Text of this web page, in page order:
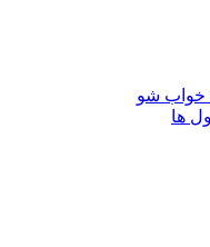
خواب شو
ها